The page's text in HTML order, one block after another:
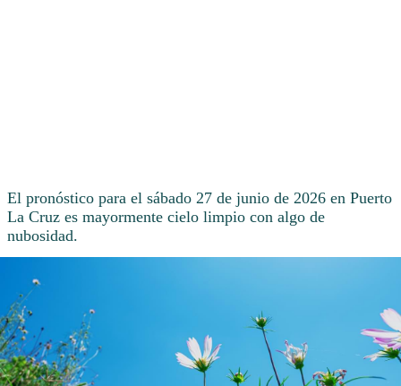
El pronóstico para el sábado 27 de junio de 2026 en Puerto
La Cruz es mayormente cielo limpio con algo de
nubosidad.